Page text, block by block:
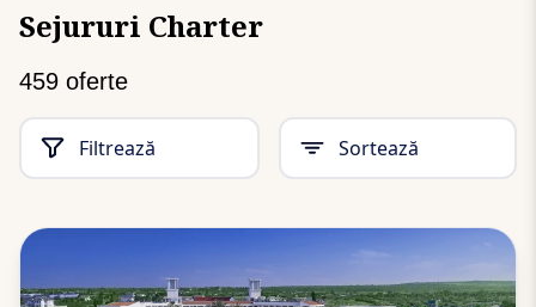
Sejururi Charter
459 oferte
Filtrează Sortează